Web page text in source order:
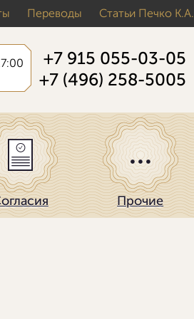
Переводы Статьи Печко К.А.
+7 915 055-03-05
+7 (496) 258-5005
Прочие